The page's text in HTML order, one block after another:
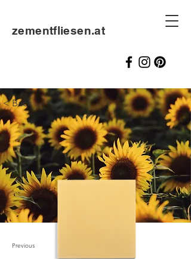
zementfliesen.at
< Back
Previous